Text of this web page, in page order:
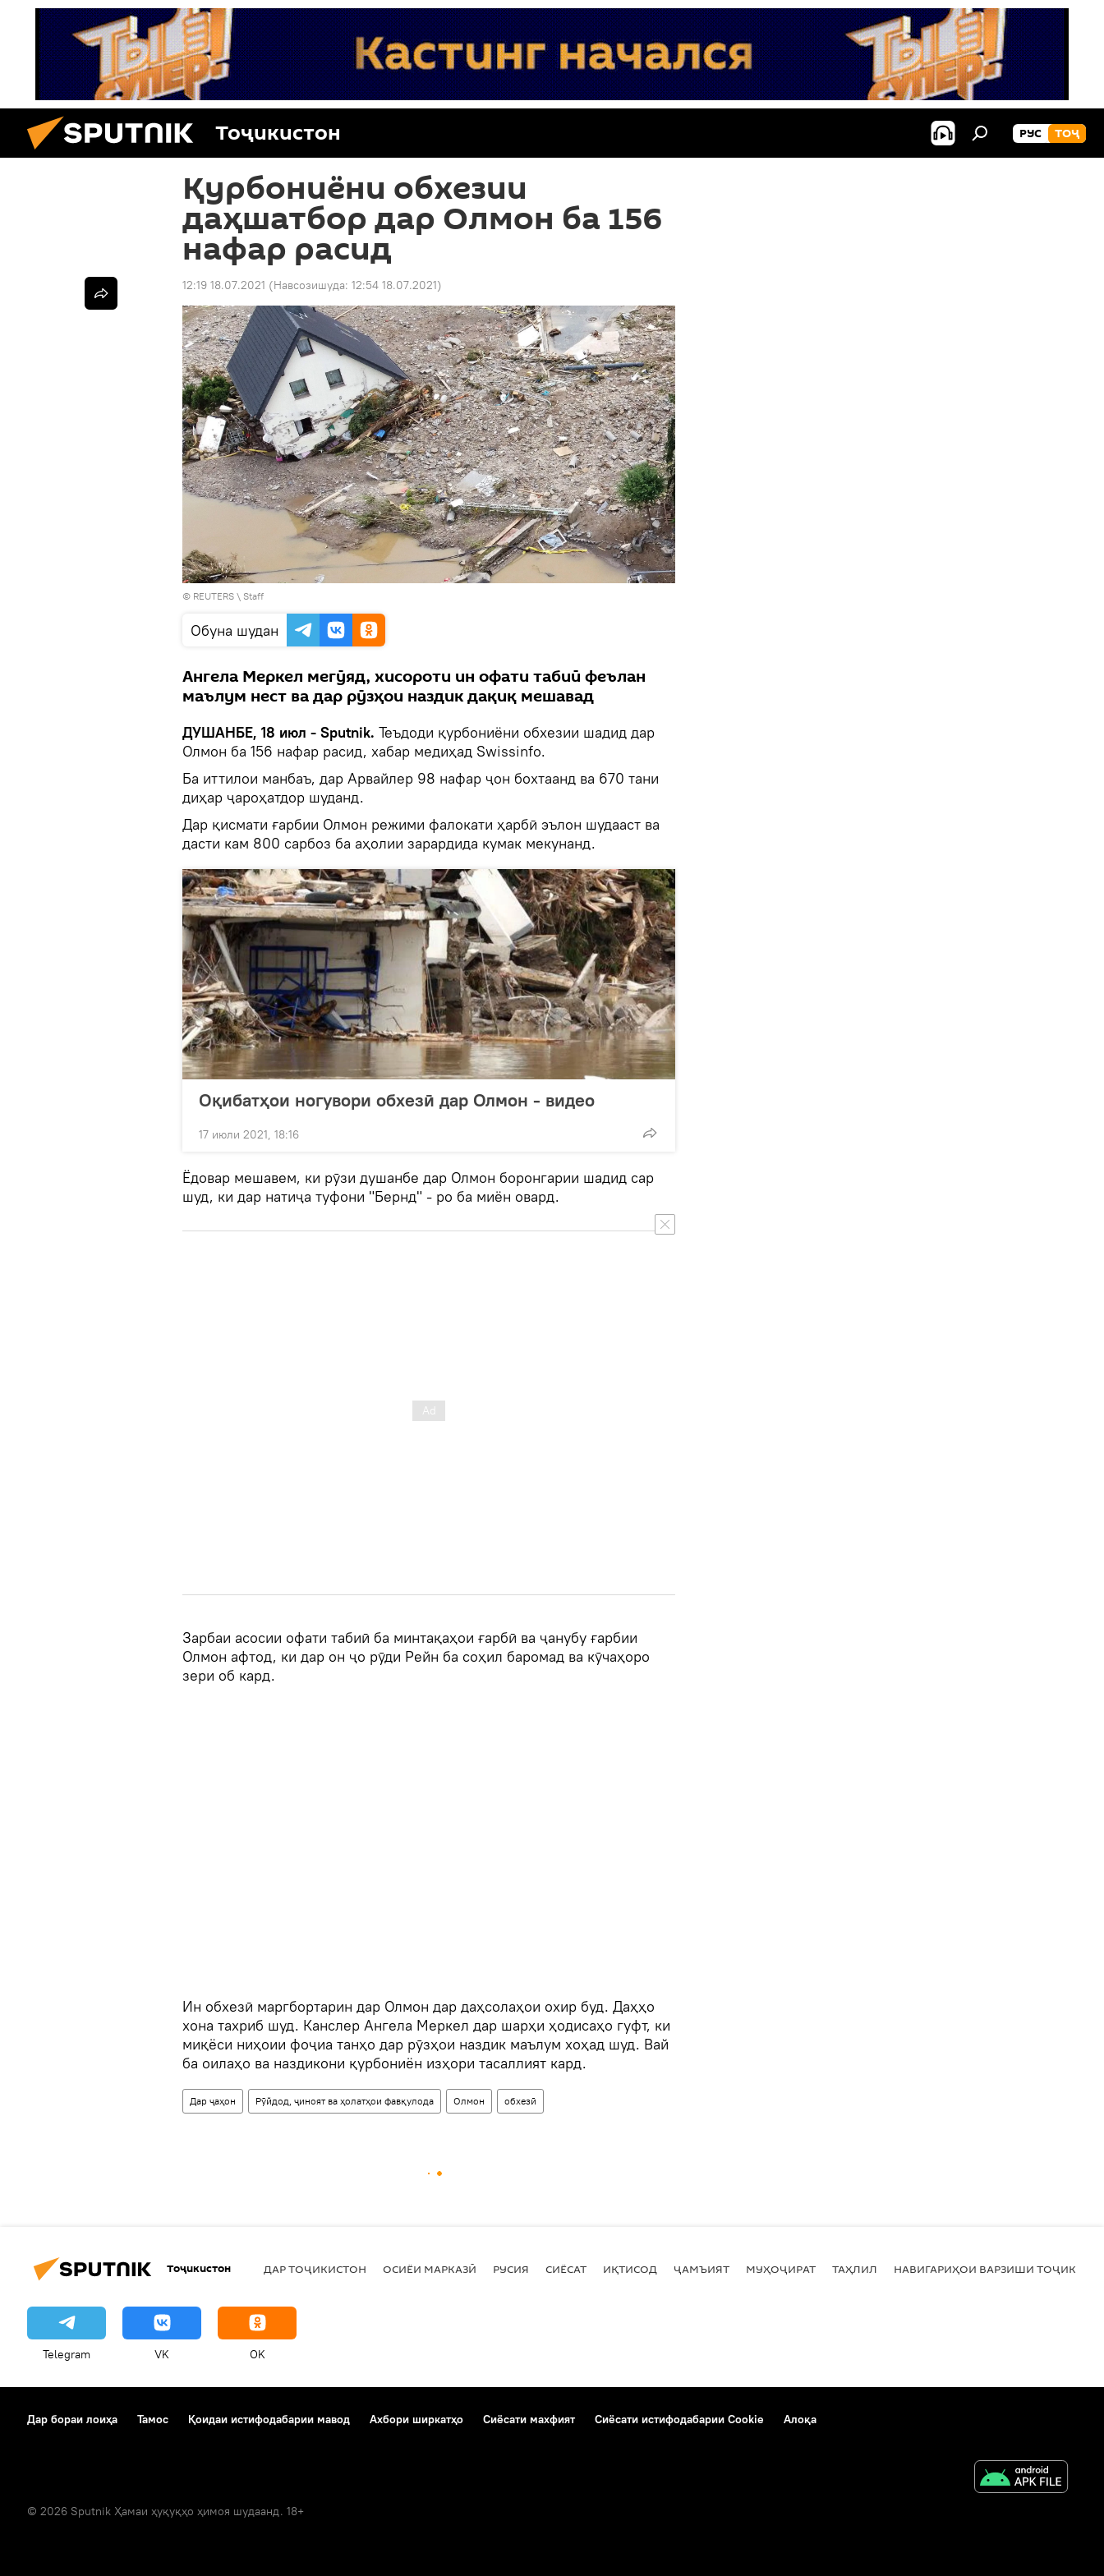
Тоҷикистон РУС ТОҶ
Қурбониёни обхезии
даҳшатбор дар Олмон ба 156
нафар расид
12:19 18.07.2021 (Навсозишуда: 12:54 18.07.2021)
© REUTERS \ Staff
Обуна шудан
Ангела Меркел мегӯяд, хисороти ин офати табиӣ феълан
маълум нест ва дар рӯзҳои наздик дақиқ мешавад
ДУШАНБЕ, 18 июл - Sputnik. Теъдоди қурбониёни обхезии шадид дар
Олмон ба 156 нафар расид, хабар медиҳад Swissinfo.
Ба иттилои манбаъ, дар Арвайлер 98 нафар ҷон бохтаанд ва 670 тани
диҳар ҷароҳатдор шуданд.
Дар қисмати ғарбии Олмон режими фалокати ҳарбӣ эълон шудааст ва
дасти кам 800 сарбоз ба аҳолии зарардида кумак мекунанд.
Оқибатҳои ногувори обхезӣ дар Олмон - видео
17 июли 2021, 18:16
Ёдовар мешавем, ки рӯзи душанбе дар Олмон боронгарии шадид сар
шуд, ки дар натиҷа туфони "Бернд" - ро ба миён овард.
Зарбаи асосии офати табиӣ ба минтақаҳои ғарбӣ ва ҷанубу ғарбии
Олмон афтод, ки дар он ҷо рӯди Рейн ба соҳил баромад ва кӯчаҳоро
зери об кард.
Ин обхезӣ маргбортарин дар Олмон дар даҳсолаҳои охир буд. Даҳҳо
хона тахриб шуд. Канслер Ангела Меркел дар шарҳи ҳодисаҳо гуфт, ки
миқёси ниҳоии фоҷиа танҳо дар рӯзҳои наздик маълум хоҳад шуд. Вай
ба оилаҳо ва наздикони қурбониён изҳори тасаллият кард.
Дар ҷаҳон Рӯйдод, ҷиноят ва ҳолатҳои фавқулода Олмон обхезӣ
Тоҷикистон ДАР ТОҶИКИСТОН ОСИЁИ МАРКАЗӢ РУСИЯ СИЁСАТ ИҚТИСОД ҶАМЪИЯТ МУҲОҶИРАТ ТАҲЛИЛ НАВИГАРИҲОИ ВАРЗИШИ
Telegram VK OK
Дар бораи лоиҳа Тамос Қоидаи истифодабарии мавод Ахбори ширкатҳо Сиёсати махфият Сиёсати истифодабарии Cookie Алоқа
© 2026 Sputnik Ҳамаи ҳуқуқҳо ҳимоя шудаанд. 18+